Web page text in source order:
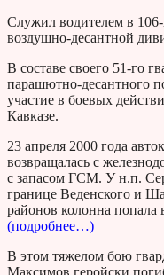
Служил водителем в 106-
воздушно-десантной
В составе своего 51-го
парашютно-десантного
участие в боевых
Кавказе.
23 апреля 2000 года
возвращалась с
с запасом ГСМ. У н.п.
границе Веденского и
районов колонна попала
(подробнее…)
В этом тяжелом бою
Максимов геройски